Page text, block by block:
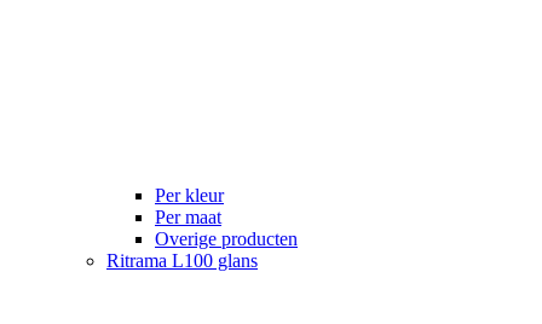
Per kleur
Per maat
Overige producten
Ritrama L100 glans